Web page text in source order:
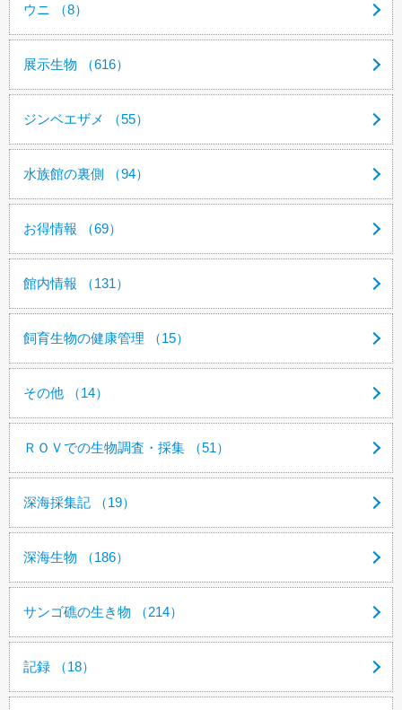
ウニ （8）
展示生物 （616）
ジンベエザメ （55）
水族館の裏側 （94）
お得情報 （69）
館内情報 （131）
飼育生物の健康管理 （15）
その他 （14）
ＲＯＶでの生物調査・採集 （51）
深海採集記 （19）
深海生物 （186）
サンゴ礁の生き物 （214）
記録 （18）